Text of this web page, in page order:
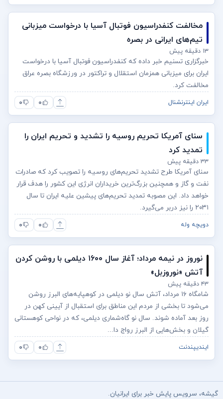
مخالفت کنفدراسیون فوتبال آسیا با درخواست میزبانی
تیم‌های ایرانی در بصره
۱۳ دقیقه پیش
خبرگزاری تسنیم خبر داده که کنفدراسیون فوتبال آسیا با درخواست
ایران برای میزبانی همزمان استقلال و تراکتور در ورزشگاه بصره عراق
مخالفت کرد.
ایران اینترنشنال ۰ ۰
سنای آمریکا تحریم روسیه را تشدید و تحریم ایران را
تمدید کرد
۳۳ دقیقه پیش
سنای آمریکا طرح تشدید تحریم‌های روسیه را تصویب کرد که صادرات
نفت و گاز و همچنین بزرگ‌ترین خریداران انرژی این کشور را هدف قرار
خواهد داد. این مصوبه تمدید تحریم‌های پیشین علیه ایران تا سال
۲۰۳۱ را نیز دربر می‌گیرد.
دویچه وله ۰ ۰
نوروز در نیمه مرداد؛ آغاز سال ۱۶۰۰ دیلمی با روشن کردن
آتش «نوروزبل»
۴۳ دقیقه پیش
شامگاه ۱۶ مرداد، آتش سال نو دیلمی در کوهپایه‌های البرز روشن
می‌شود تا بخشی از مردم این مناطق برای استقبال از آیینی کهن در
روز بعد آماده شوند. سال نو گاه‌شماری دیلمی، که در نواحی کوهستانی
گیلان و بخش‌هایی از البرز رواج دا...
ایندیپندنت ۰ ۰
گیشه، سرویس پایش خبر برای ایرانیان.